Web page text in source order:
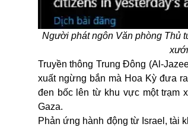
Người phát ngôn Văn phòng Thủ
Truyền thông Trung Đông (Al-
xuất ngừng bắn mà Hoa Kỳ đưa
đen bốc lên từ khu vực một trạm
Gaza.
Phản ứng hành động từ Israel, tài